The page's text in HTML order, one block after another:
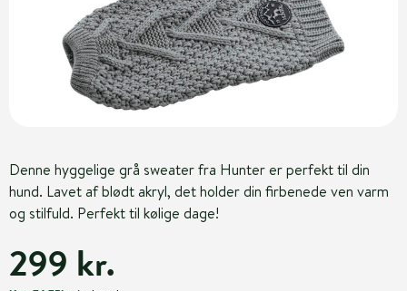
Denne hyggelige grå sweater fra Hunter er perfekt til din
hund. Lavet af blødt akryl, det holder din firbenede ven varm
og stilfuld. Perfekt til kølige dage!
299 kr.